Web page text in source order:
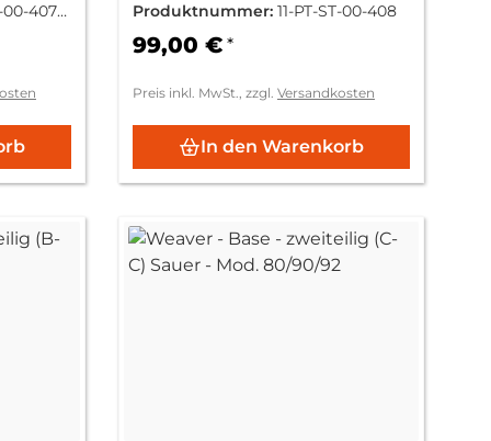
00-407-2
Produktnummer: 11-PT-ST-00-408
99,00 €*
Preis inkl. MwSt., zzgl. Versandkosten
In den Warenkorb